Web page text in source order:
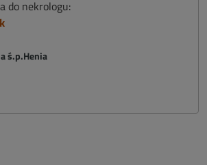
do nekrologu:
ś.p.Henia